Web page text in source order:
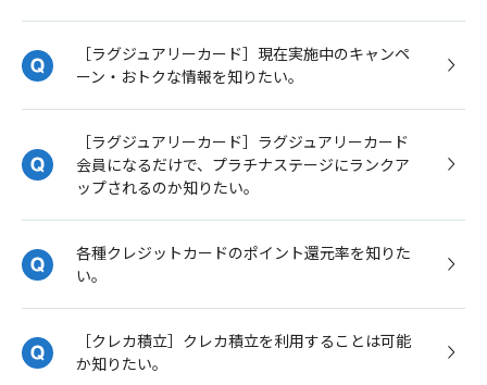
［ラグジュアリーカード］現在実施中のキャンペ
ーン・おトクな情報を知りたい。
［ラグジュアリーカード］ラグジュアリーカード
会員になるだけで、プラチナステージにランクア
ップされるのか知りたい。
各種クレジットカードのポイント還元率を知りた
い。
［クレカ積立］クレカ積立を利用することは可能
か知りたい。